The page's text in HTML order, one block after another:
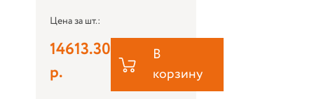
Цена за шт.:
14613.30
р.
В
корзину